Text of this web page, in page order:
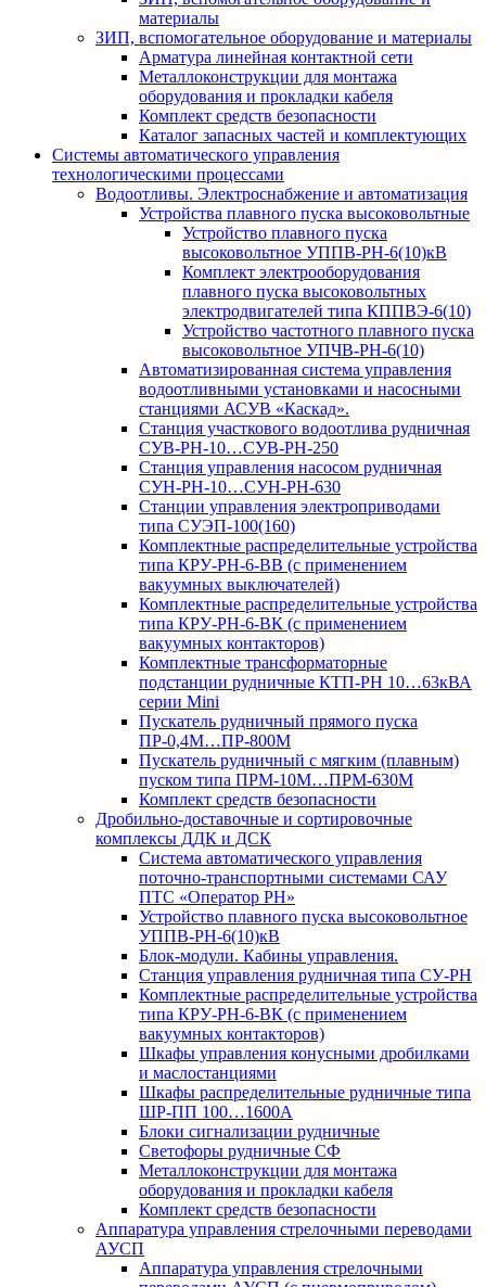
материалы
ЗИП, вспомогательное оборудование и материалы
Арматура линейная контактной сети
Металлоконструкции для монтажа
оборудования и прокладки кабеля
Комплект средств безопасности
Каталог запасных частей и комплектующих
Системы автоматического управления
технологическими процессами
Водоотливы. Электроснабжение и автоматизация
Устройства плавного пуска высоковольтные
Устройство плавного пуска
высоковольтное УППВ-РН-6(10)кВ
Комплект электрооборудования
плавного пуска высоковольтных
электродвигателей типа КППВЭ-6(10)
Устройство частотного плавного пуска
высоковольтное УПЧВ-РН-6(10)
Автоматизированная система управления
водоотливными установками и насосными
станциями АСУВ «Каскад».
Станция участкового водоотлива рудничная
СУВ-РН-10…СУВ-РН-250
Станция управления насосом рудничная
СУН-РН-10…СУН-РН-630
Станции управления электроприводами
типа СУЭП-100(160)
Комплектные распределительные устройства
типа КРУ-РН-6-ВВ (с применением
вакуумных выключателей)
Комплектные распределительные устройства
типа КРУ-РН-6-ВК (с применением
вакуумных контакторов)
Комплектные трансформаторные
подстанции рудничные КТП-РН 10…63кВА
серии Mini
Пускатель рудничный прямого пуска
ПР-0,4М…ПР-800М
Пускатель рудничный с мягким (плавным)
пуском типа ПРМ-10М…ПРМ-630М
Комплект средств безопасности
Дробильно-доставочные и сортировочные
комплексы ДДК и ДСК
Система автоматического управления
поточно-транспортными системами САУ
ПТС «Оператор РН»
Устройство плавного пуска высоковольтное
УППВ-РН-6(10)кВ
Блок-модули. Кабины управления.
Станция управления рудничная типа СУ-РН
Комплектные распределительные устройства
типа КРУ-РН-6-ВК (с применением
вакуумных контакторов)
Шкафы управления конусными дробилками
и маслостанциями
Шкафы распределительные рудничные типа
ШР-ПП 100…1600А
Блоки сигнализации рудничные
Светофоры рудничные СФ
Металлоконструкции для монтажа
оборудования и прокладки кабеля
Комплект средств безопасности
Аппаратура управления стрелочными переводами
АУСП
Аппаратура управления стрелочными